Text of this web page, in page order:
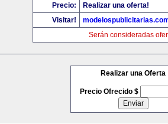
Precio:
Realizar una oferta!
Visitar!
Serán consideradas
Realizar una Oferta
Precio Ofrecido $